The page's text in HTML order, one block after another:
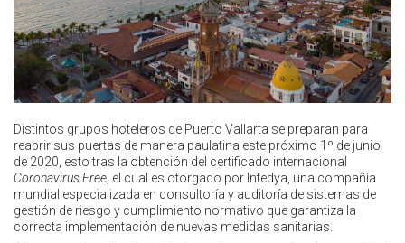
Distintos grupos hoteleros de Puerto Vallarta se preparan para
reabrir sus puertas de manera paulatina este próximo 1º de junio
de 2020, esto tras la obtención del certificado internacional
Coronavirus Free , el cual es otorgado por Intedya, una compañía
mundial especializada en consultoría y auditoría de sistemas de
gestión de riesgo y cumplimiento normativo que garantiza la
correcta implementación de nuevas medidas sanitarias.